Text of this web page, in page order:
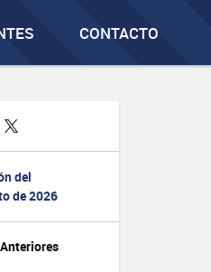
CONTACTO
del
de 2026